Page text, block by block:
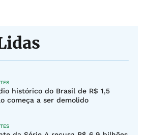
histórico do Brasil de R$ 1,5
começa a ser demolido